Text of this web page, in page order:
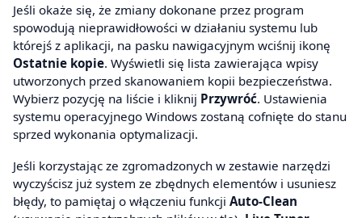
Jeśli okaże się, że zmiany dokonane przez program
spowodują nieprawidłowości w działaniu systemu lub
którejś z aplikacji, na pasku nawigacyjnym wciśnij ikonę
Ostatnie kopie. Wyświetli się lista zawierająca wpisy
utworzonych przed skanowaniem kopii bezpieczeństwa.
Wybierz pozycję na liście i kliknij Przywróć. Ustawienia
systemu operacyjnego Windows zostaną cofnięte do stanu
sprzed wykonania optymalizacji.
Jeśli korzystając ze zgromadzonych w zestawie narzędzi
wyczyścisz już system ze zbędnych elementów i usuniesz
błędy, to pamiętaj o włączeniu funkcji Auto-Clean